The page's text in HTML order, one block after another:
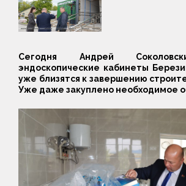
Сегодня Андрей
эндоскопические кабинеты
уже близятся к завершению
Уже даже закуплено необходимое